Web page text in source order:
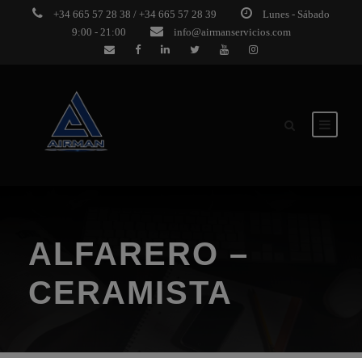
+34 665 57 28 38 / +34 665 57 28 39
Lunes - Sábado
9:00 - 21:00
info@airmanservicios.com
ALFARERO –
CERAMISTA